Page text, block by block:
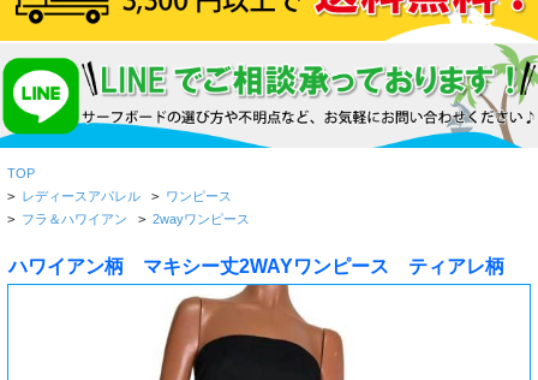
TOP
> レディースアパレル > ワンピース
> フラ＆ハワイアン > 2wayワンピース
ハワイアン柄 マキシー丈2WAYワンピース ティアレ柄